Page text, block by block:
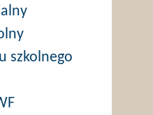
szkolnego